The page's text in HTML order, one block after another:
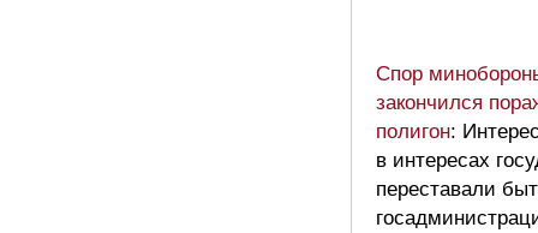
Спор
закончился
полигон:
в интересах
переставали